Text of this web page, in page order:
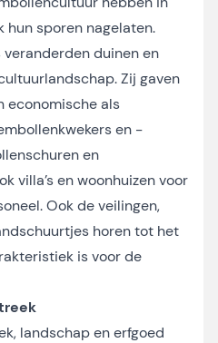
hun sporen nagelaten.
duinen en
Zij gaven
economische als
en -
en
villa’s en woonhuizen voor
Ook de veilingen,
horen tot het
is voor de
landschap en erfgoed